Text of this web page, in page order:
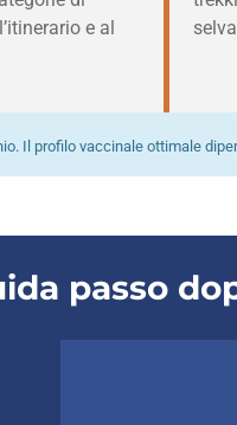
e al
Il profilo vaccinale ottimale
passo